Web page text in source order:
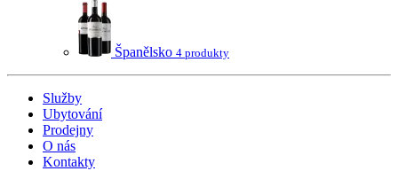
Španělsko 4 produkty
Služby
Ubytování
Prodejny
O nás
Kontakty